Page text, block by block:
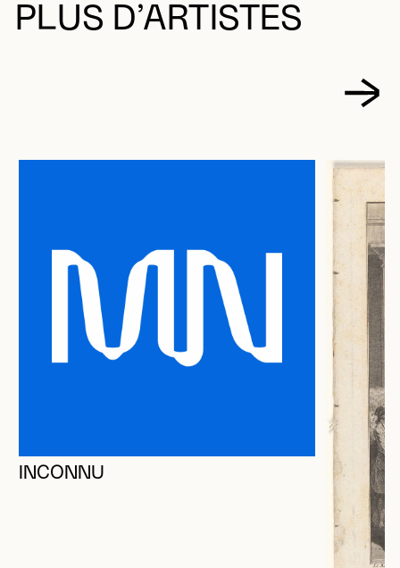
PLUS D’ARTISTES
INCONNU